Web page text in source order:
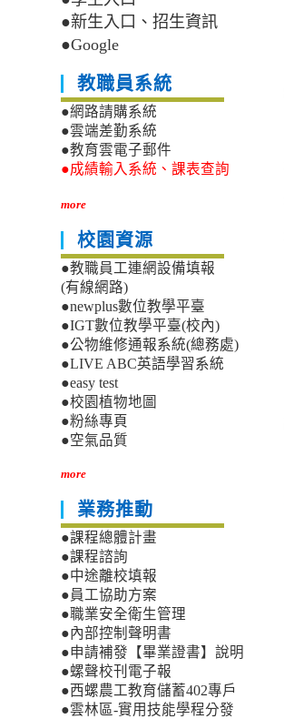
●新生入口、招生資訊
●Google
教職員系統
●網路請購系統
●雲端差勤系統
●教育雲電子郵件
●成績輸入系統、課表查詢
more
校園資源
●教職員工連網設備填報
(有線網路)
●newplus數位教學平臺
●IGT數位教學平臺(校內)
●公物維修通報系統(總務處)
●LIVE ABC英語學習系統
●easy test
●校園植物地圖
●粉絲專頁
●空氣品質
more
業務推動
●課程總體計畫
●課程諮詢
●中途離校填報
●員工協助方案
●職業安全衛生管理
●內部控制聲明書
●申請補發【畢業證書】說明
●螺聲校刊電子報
●西螺農工教育儲蓄402專戶
●雲林區-實用技能學程分發